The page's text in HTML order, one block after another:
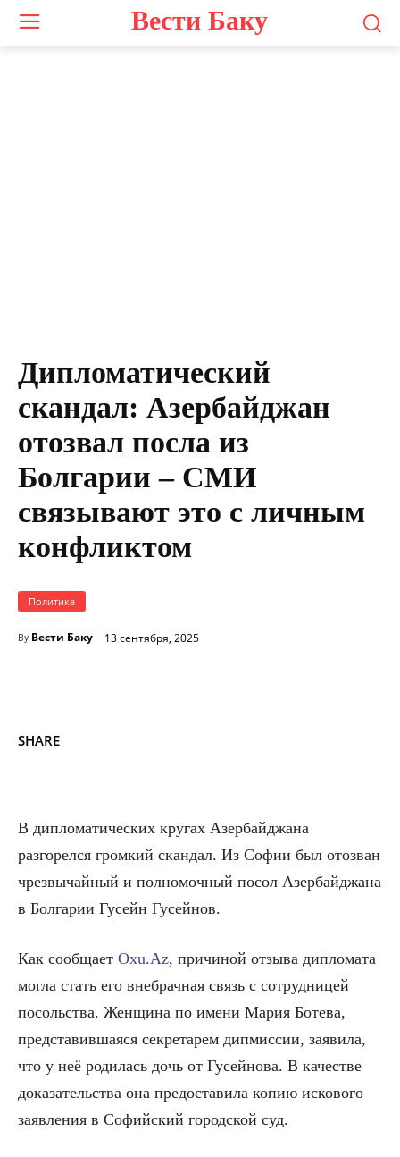
Вести Баку
Дипломатический
скандал: Азербайджан
отозвал посла из
Болгарии – СМИ
связывают это с личным
конфликтом
Политика
By Вести Баку 13 сентября, 2025
SHARE
В дипломатических кругах Азербайджана
разгорелся громкий скандал. Из Софии был отозван
чрезвычайный и полномочный посол Азербайджана
в Болгарии Гусейн Гусейнов.
Как сообщает Oxu.Az, причиной отзыва дипломата
могла стать его внебрачная связь с сотрудницей
посольства. Женщина по имени Мария Ботева,
представившаяся секретарем дипмиссии, заявила,
что у неё родилась дочь от Гусейнова. В качестве
доказательства она предоставила копию искового
заявления в Софийский городской суд.